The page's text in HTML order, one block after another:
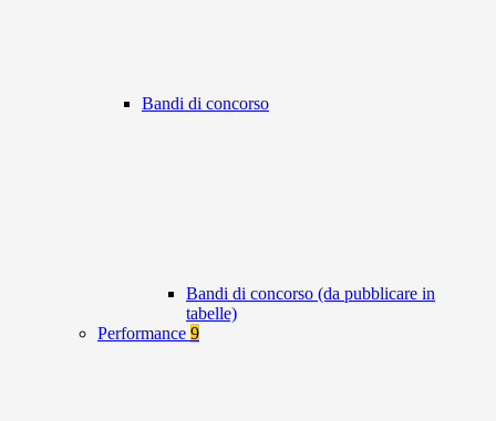
Bandi di concorso
Bandi di concorso (da pubblicare in
tabelle)
Performance 9